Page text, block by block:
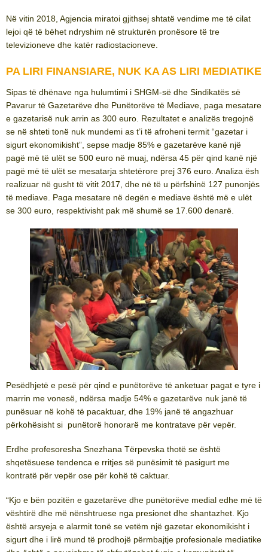
Në vitin 2018, Agjencia miratoi gjithsej shtatë vendime me të cilat
lejoi që të bëhet ndryshim në strukturën pronësore të tre
televizioneve dhe katër radiostacioneve.
PA LIRI FINANSIARE, NUK KA AS LIRI MEDIATIKE
Sipas të dhënave nga hulumtimi i SHGM-së dhe Sindikatës së
Pavarur të Gazetarëve dhe Punëtorëve të Mediave, paga mesatare
e gazetarisë nuk arrin as 300 euro. Rezultatet e analizës tregojnë
se në shteti tonë nuk mundemi as t’i të afroheni termit “gazetar i
sigurt ekonomikisht”, sepse madje 85% e gazetarëve kanë një
pagë më të ulët se 500 euro në muaj, ndërsa 45 për qind kanë një
pagë më të ulët se mesatarja shtetërore prej 376 euro. Analiza ësh
realizuar në gusht të vitit 2017, dhe në të u përfshinë 127 punonjës
të mediave. Paga mesatare në degën e mediave është më e ulët
se 300 euro, respektivisht pak më shumë se 17.600 denarë.
Pesëdhjetë e pesë për qind e punëtorëve të anketuar pagat e tyre i
marrin me vonesë, ndërsa madje 54% e gazetarëve nuk janë të
punësuar në kohë të pacaktuar, dhe 19% janë të angazhuar
përkohësisht si punëtorë honorarë me kontratave për vepër.
Erdhe profesoresha Snezhana Tërpevska thotë se është
shqetësuese tendenca e rritjes së punësimit të pasigurt me
kontratë për vepër ose për kohë të caktuar.
“Kjo e bën pozitën e gazetarëve dhe punëtorëve medial edhe më të
vështirë dhe më nënshtruese nga presionet dhe shantazhet. Kjo
është arsyeja e alarmit tonë se vetëm një gazetar ekonomikisht i
sigurt dhe i lirë mund të prodhojë përmbajtje profesionale mediatike